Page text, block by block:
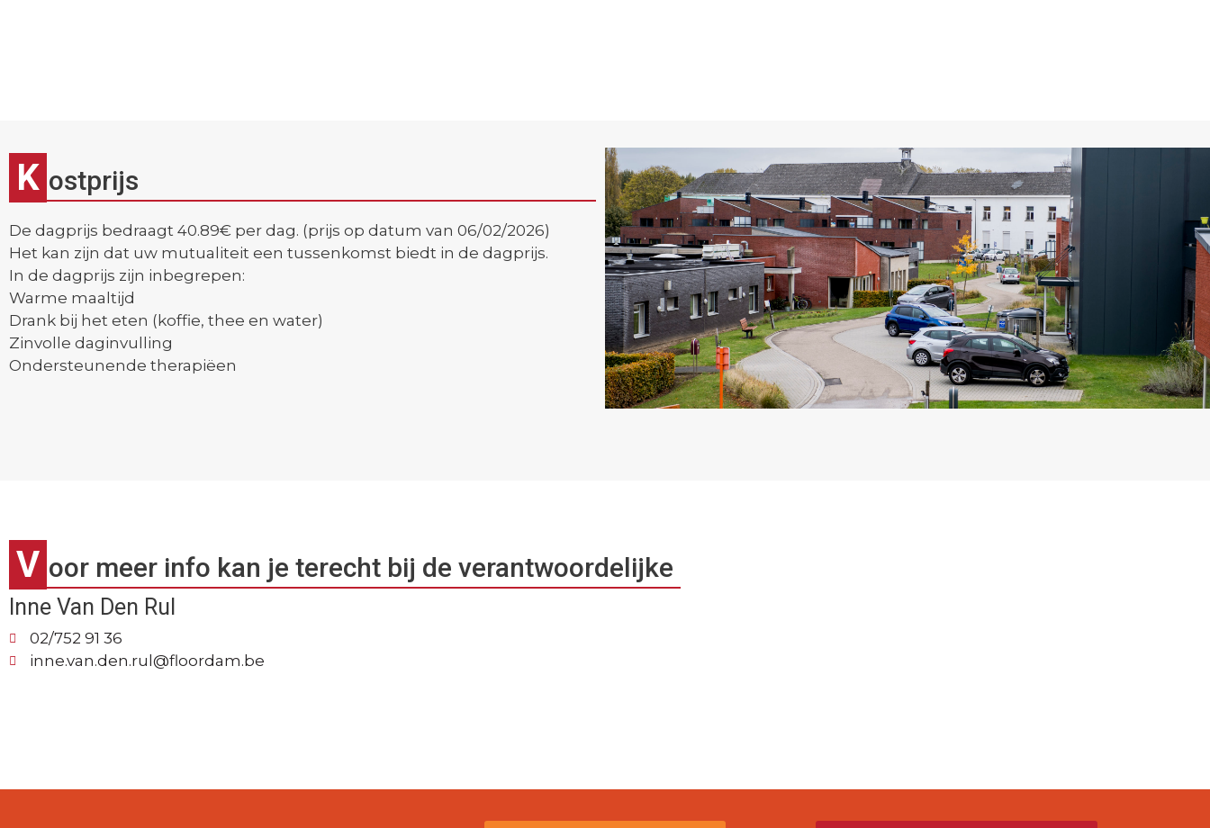
K ostprijs
De dagprijs bedraagt 40.89€ per dag. (prijs op datum van 06/02/2026)
Het kan zijn dat uw mutualiteit een tussenkomst biedt in de dagprijs.
In de dagprijs zijn inbegrepen:
Warme maaltijd
Drank bij het eten (koffie, thee en water)
Zinvolle daginvulling
Ondersteunende therapiëen
V oor meer info kan je terecht bij de verantwoordelijke
Inne Van Den Rul
02/752 91 36
inne.van.den.rul@floordam.be